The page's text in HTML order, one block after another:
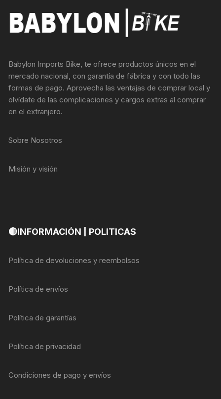
Babylon Imports Bike, te ofrece productos únicos en el
mercado nacional, con garantía de fábrica y con todo las
formas de pago. Aprovecha las ventajas de comprar local y
olvídate de las complicaciones y cargos extras al comprar
en el extranjero.
Sobre Nosotros
Misión y visión
🔴INFORMACIÓN | POLITICAS
Política de devoluciones y reembolsos
Política de envíos
Política de garantías
Política de privacidad
Condiciones de pago y envíos